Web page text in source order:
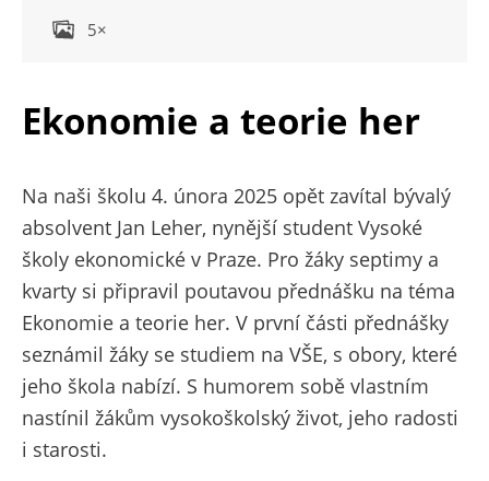
5×
Ekonomie a teorie her
Na naši školu 4. února 2025 opět zavítal bývalý
absolvent Jan Leher, nynější student Vysoké
školy ekonomické v Praze. Pro žáky septimy a
kvarty si připravil poutavou přednášku na téma
Ekonomie a teorie her. V první části přednášky
seznámil žáky se studiem na VŠE, s obory, které
jeho škola nabízí. S humorem sobě vlastním
nastínil žákům vysokoškolský život, jeho radosti
i starosti.